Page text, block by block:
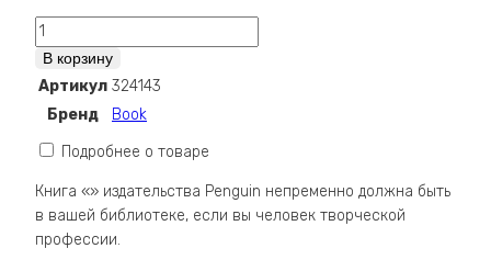
Количество
Brave
New
World
Revisited
В корзину
Артикул 324143
Бренд
Book
Подробнее о товаре
Книга «» издательства Penguin непременно должна быть
в вашей библиотеке, если вы человек творческой
профессии.